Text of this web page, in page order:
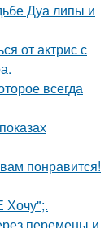
Дуа липы и
от актрис с
всегда
понравится!
Хочу";.
перемены и